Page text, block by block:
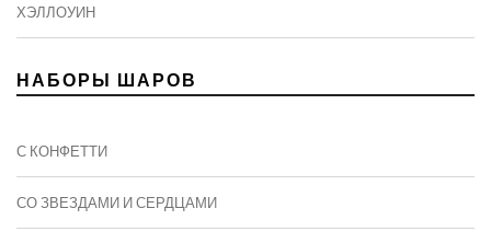
ХЭЛЛОУИН
НАБОРЫ ШАРОВ
С КОНФЕТТИ
СО ЗВЕЗДАМИ И СЕРДЦАМИ